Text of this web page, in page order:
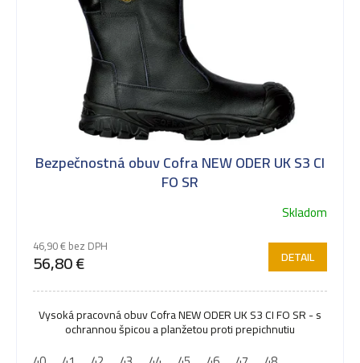
Bezpečnostná obuv Cofra NEW ODER UK S3 CI
FO SR
Skladom
46,90 € bez DPH
56,80 € DETAIL
Vysoká pracovná obuv Cofra NEW ODER UK S3 CI FO SR - s
ochrannou špicou a planžetou proti prepichnutiu